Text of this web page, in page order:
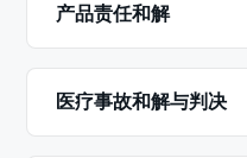
产品责任和解
医疗事故和解与判决